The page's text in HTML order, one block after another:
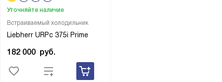
Встраиваемый холодильник
Liebherr URPc 375i Prime
Уточняйте наличие
182 000 руб.